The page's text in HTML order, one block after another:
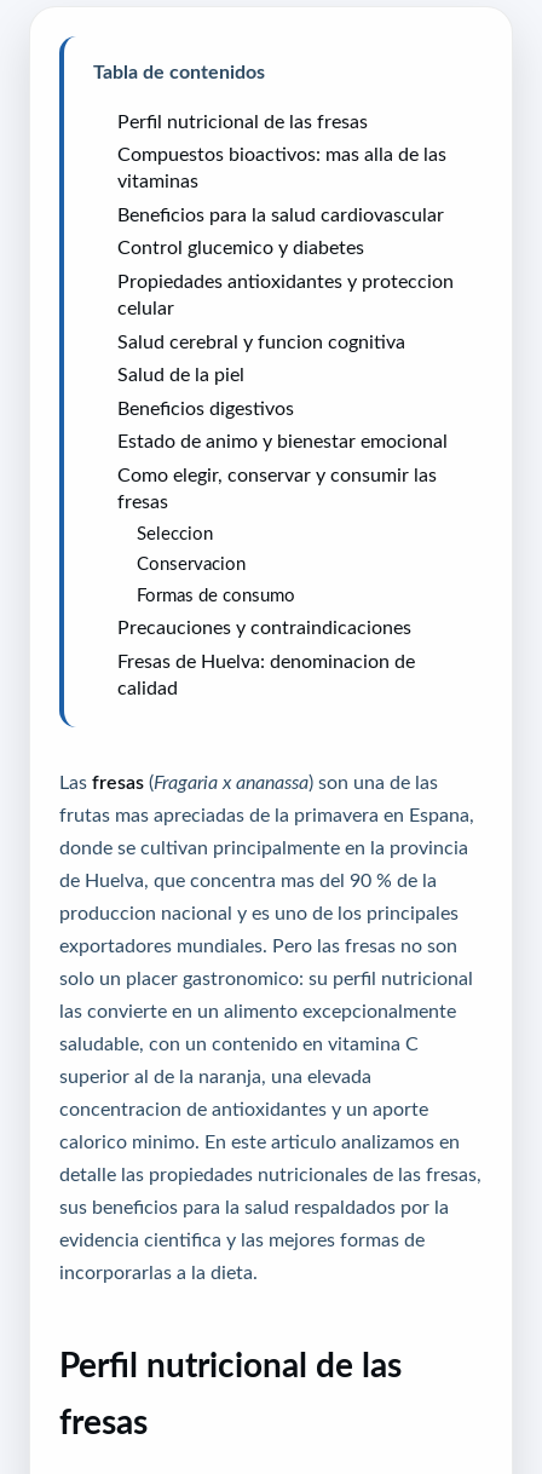
Tabla de contenidos
Perfil nutricional de las fresas
Compuestos bioactivos: mas alla de las
vitaminas
Beneficios para la salud cardiovascular
Control glucemico y diabetes
Propiedades antioxidantes y proteccion
celular
Salud cerebral y funcion cognitiva
Salud de la piel
Beneficios digestivos
Estado de animo y bienestar emocional
Como elegir, conservar y consumir las
fresas
Seleccion
Conservacion
Formas de consumo
Precauciones y contraindicaciones
Fresas de Huelva: denominacion de
calidad
Las fresas (Fragaria x ananassa) son una de las
frutas mas apreciadas de la primavera en Espana,
donde se cultivan principalmente en la provincia
de Huelva, que concentra mas del 90 % de la
produccion nacional y es uno de los principales
exportadores mundiales. Pero las fresas no son
solo un placer gastronomico: su perfil nutricional
las convierte en un alimento excepcionalmente
saludable, con un contenido en vitamina C
superior al de la naranja, una elevada
concentracion de antioxidantes y un aporte
calorico minimo. En este articulo analizamos en
detalle las propiedades nutricionales de las fresas,
sus beneficios para la salud respaldados por la
evidencia cientifica y las mejores formas de
incorporarlas a la dieta.
Perfil nutricional de las
fresas